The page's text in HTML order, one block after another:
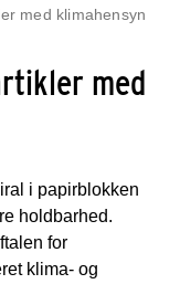
med klimahensyn
med
i papirblokken
holdbarhed.
for
klima- og